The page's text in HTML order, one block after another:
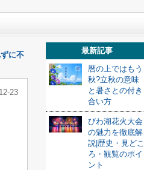
に不
23
最新記事
暦の上ではもう
秋?立秋の意味
と暑さとの付き
合い方
びわ湖花火大会
の魅力を徹底解
説|歴史・見どこ
ろ・観覧のポイ
ント